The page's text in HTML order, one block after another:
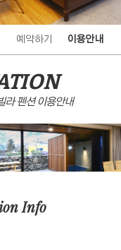
예약하기 이용안내
라 펜션 이용안내
Info